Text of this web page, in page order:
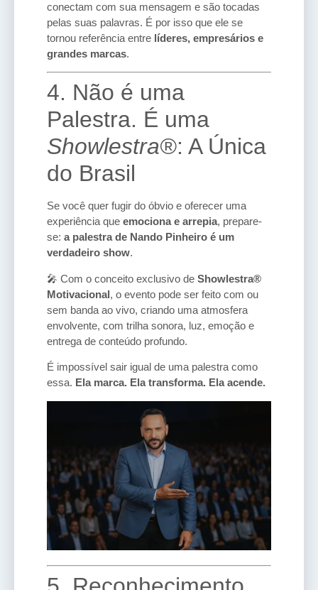
conectam com sua mensagem e são tocadas
pelas suas palavras. É por isso que ele se
tornou referência entre líderes, empresários e
grandes marcas.
4. Não é uma
Palestra. É uma
Showlestra®: A Única
do Brasil
Se você quer fugir do óbvio e oferecer uma
experiência que emociona e arrepia, prepare-
se: a palestra de Nando Pinheiro é um
verdadeiro show.
🎤 Com o conceito exclusivo de Showlestra®
Motivacional, o evento pode ser feito com ou
sem banda ao vivo, criando uma atmosfera
envolvente, com trilha sonora, luz, emoção e
entrega de conteúdo profundo.
É impossível sair igual de uma palestra como
essa. Ela marca. Ela transforma. Ela acende.